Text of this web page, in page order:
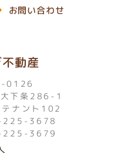
動産
0126
大下条286-1
テナント102
225-3678
225-3679
お問い合わせ